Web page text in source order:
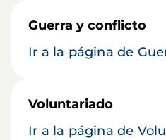
Guerra y conflicto
Ir a la página de
Voluntariado
Ir a la página de